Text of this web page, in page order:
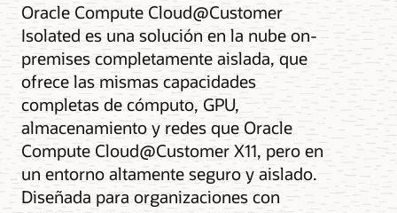
Oracle Compute Cloud@Customer
Isolated es una solución en la nube on-
premises completamente aislada, que
ofrece las mismas capacidades
completas de cómputo, GPU,
almacenamiento y redes que Oracle
Compute Cloud@Customer X11, pero en
un entorno altamente seguro y aislado.
Diseñada para organizaciones con